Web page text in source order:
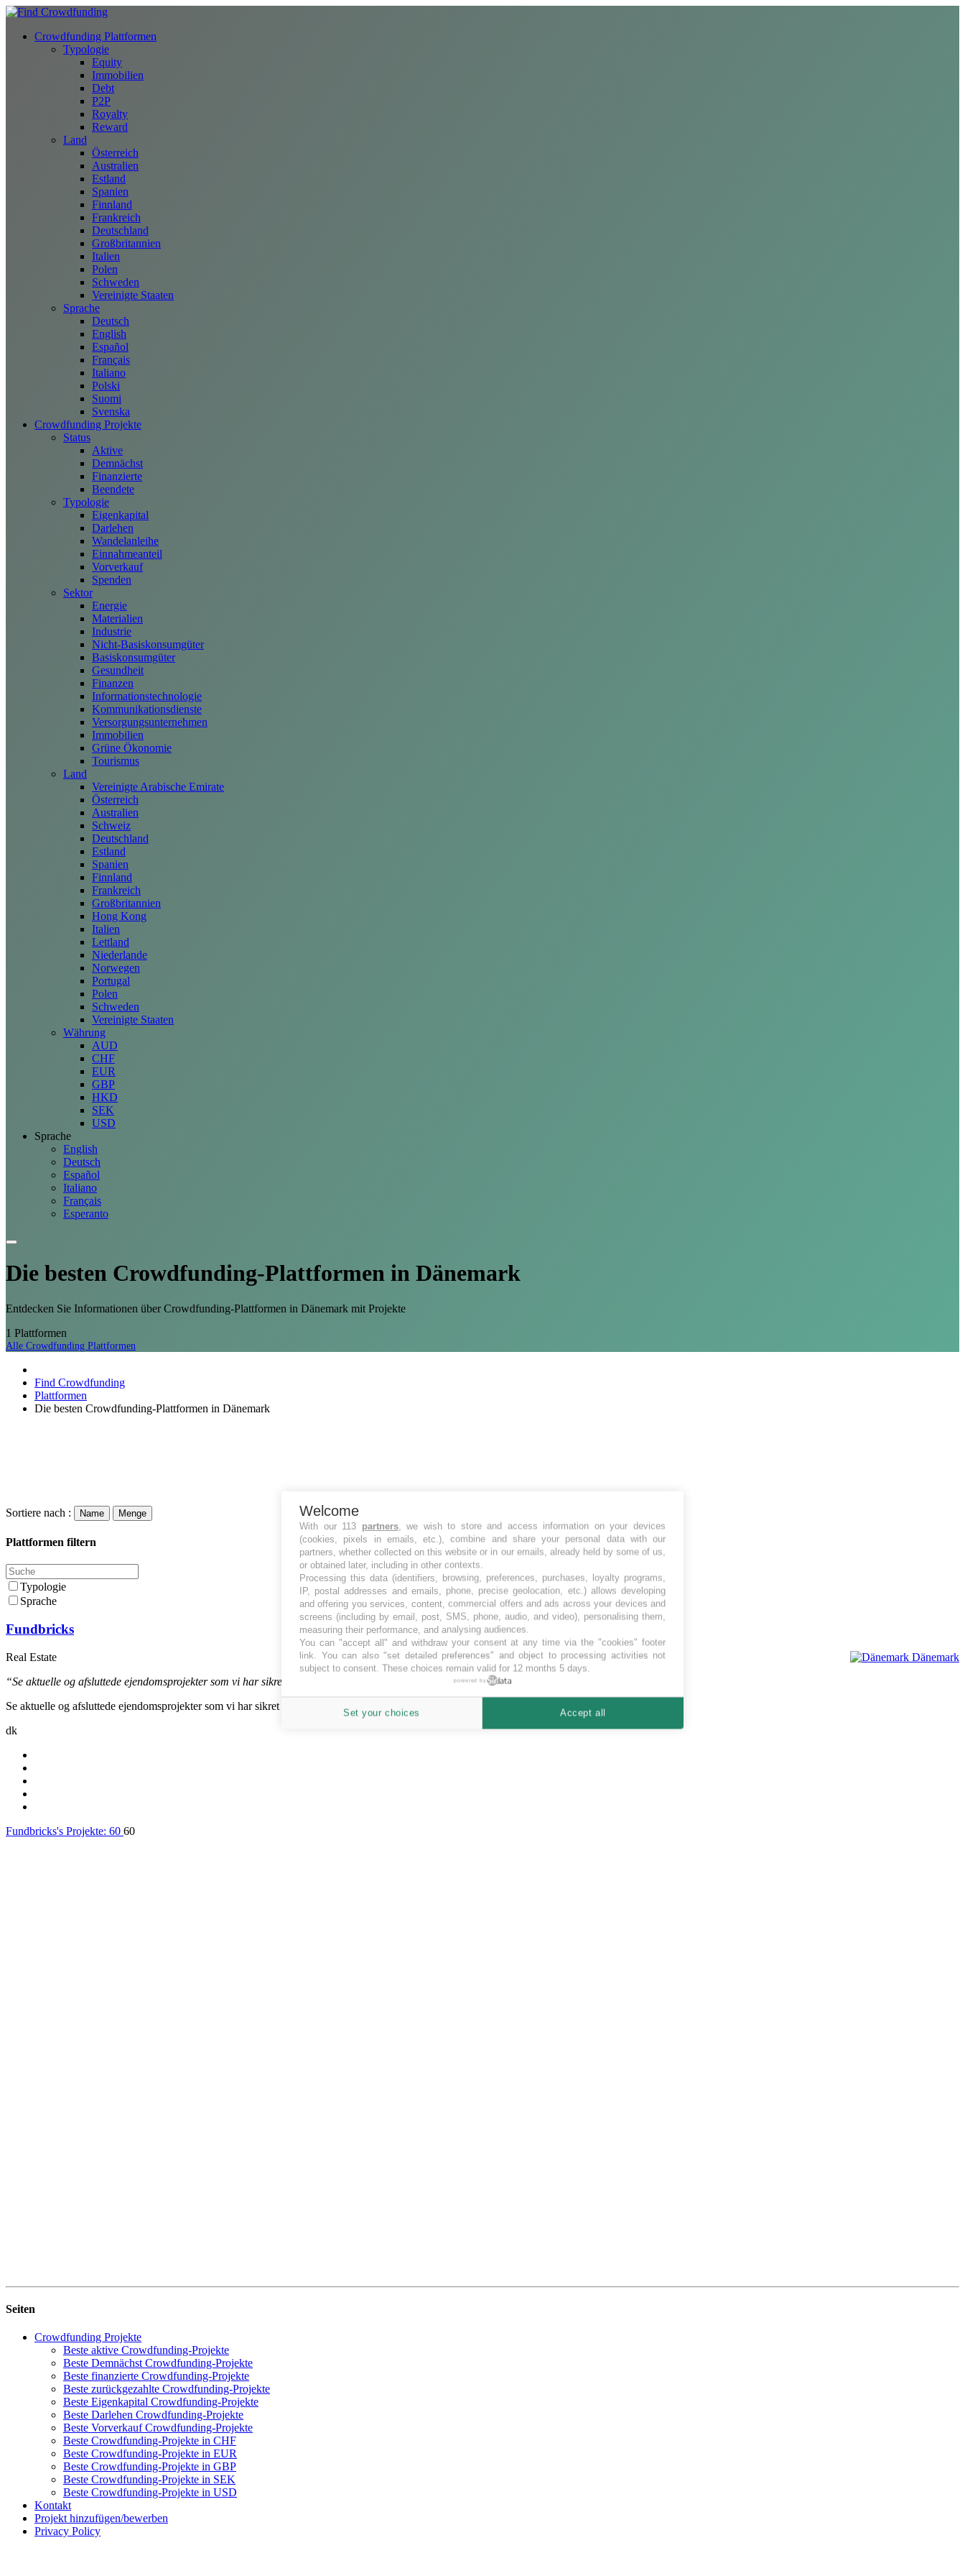
Crowdfunding Plattformen
Typologie
Equity
Immobilien
Debt
P2P
Royalty
Reward
Land
Österreich
Australien
Estland
Spanien
Finnland
Frankreich
Deutschland
Großbritannien
Italien
Polen
Schweden
Vereinigte Staaten
Sprache
Deutsch
English
Español
Français
Italiano
Polski
Suomi
Svenska
Crowdfunding Projekte
Status
Aktive
Demnächst
Finanzierte
Beendete
Typologie
Eigenkapital
Darlehen
Wandelanleihe
Einnahmeanteil
Vorverkauf
Spenden
Sektor
Energie
Materialien
Industrie
Nicht-Basiskonsumgüter
Basiskonsumgüter
Gesundheit
Finanzen
Informationstechnologie
Kommunikationsdienste
Versorgungsunternehmen
Immobilien
Grüne Ökonomie
Tourismus
Land
Vereinigte Arabische Emirate
Österreich
Australien
Schweiz
Deutschland
Estland
Spanien
Finnland
Frankreich
Großbritannien
Hong Kong
Italien
Lettland
Niederlande
Norwegen
Portugal
Polen
Schweden
Vereinigte Staaten
Währung
AUD
CHF
EUR
GBP
HKD
SEK
USD
Sprache
English
Deutsch
Español
Italiano
Français
Esperanto
Die besten Crowdfunding-Plattformen in Dänemark
Entdecken Sie Informationen über Crowdfunding-Plattformen in Dänemark mit Projekte
1 Plattformen
Alle Crowdfunding Plattformen
Find Crowdfunding
Plattformen
Die besten Crowdfunding-Plattformen in Dänemark
Sortiere nach : Name Menge
Plattformen filtern
Typologie
Sprache
Fundbricks
Dänemark
Real Estate
“Se aktuelle og afsluttede ejendomsprojekter som vi har sikret hel eller delvis finansiering til at kunne realisere.”
Se aktuelle og afsluttede ejendomsprojekter som vi har sikret hel eller delvis finansiering til at kunne realisere.
dk
Fundbricks's Projekte: 60 60
Seiten
Crowdfunding Projekte
Beste aktive Crowdfunding-Projekte
Beste Demnächst Crowdfunding-Projekte
Beste finanzierte Crowdfunding-Projekte
Beste zurückgezahlte Crowdfunding-Projekte
Beste Eigenkapital Crowdfunding-Projekte
Beste Darlehen Crowdfunding-Projekte
Beste Vorverkauf Crowdfunding-Projekte
Beste Crowdfunding-Projekte in CHF
Beste Crowdfunding-Projekte in EUR
Beste Crowdfunding-Projekte in GBP
Beste Crowdfunding-Projekte in SEK
Beste Crowdfunding-Projekte in USD
Kontakt
Projekt hinzufügen/bewerben
Privacy Policy
Welcome
With our 113 partners, we wish to store and access information on your devices
(cookies, pixels in emails, etc.), combine and share your personal data with our
partners, whether collected on this website or in our emails, already held by some of us,
or obtained later, including in other contexts.
Processing this data (identifiers, browsing, preferences, purchases, loyalty programs,
IP, postal addresses and emails, phone, precise geolocation, etc.) allows developing
and offering you services, content, commercial offers and ads across your devices and
screens (including by email, post, SMS, phone, audio, and video), personalising them,
measuring their performance, and analysing audiences.
You can "accept all" and withdraw your consent at any time via the "cookies" footer
link. You can also "set detailed preferences" and object to processing activities not
subject to consent. These choices remain valid for 12 months 5 days.
powered by
Set your choices Accept all